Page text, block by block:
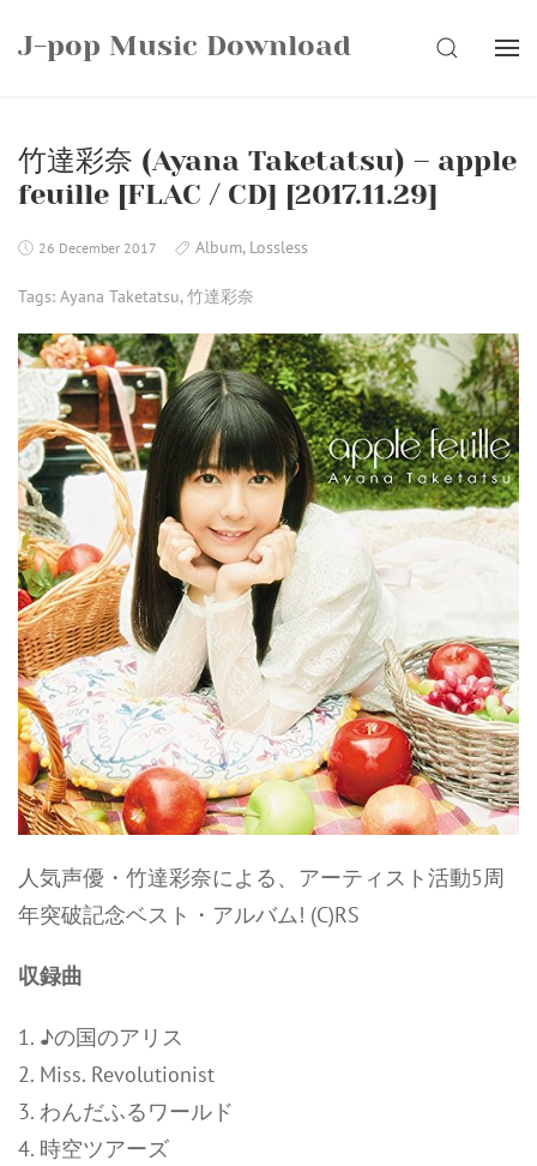
J-pop Music Download SEARCH
竹達彩奈 (Ayana Taketatsu) – apple
feuille [FLAC / CD] [2017.11.29]
26 December 2017 Album, Lossless
Tags: Ayana Taketatsu,竹達彩奈
人気声優・竹達彩奈による、アーティスト活動5周
年突破記念ベスト・アルバム! (C)RS
収録曲
1. ♪の国のアリス
2. Miss. Revolutionist
3. わんだふるワールド
4. 時空ツアーズ